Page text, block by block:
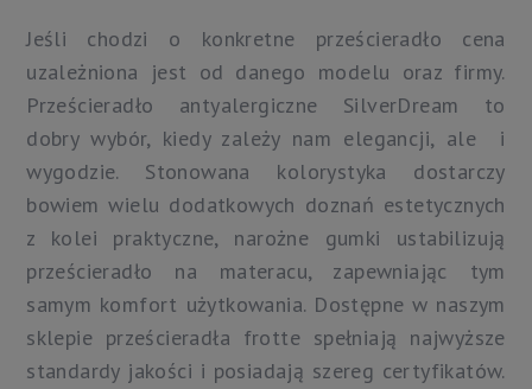
Jeśli chodzi o konkretne prześcieradło cena
uzależniona jest od danego modelu oraz firmy.
Prześcieradło antyalergiczne SilverDream to
dobry wybór, kiedy zależy nam elegancji, ale i
wygodzie. Stonowana kolorystyka dostarczy
bowiem wielu dodatkowych doznań estetycznych
z kolei praktyczne, narożne gumki ustabilizują
prześcieradło na materacu, zapewniając tym
samym komfort użytkowania. Dostępne w naszym
sklepie prześcieradła frotte spełniają najwyższe
standardy jakości i posiadają szereg certyfikatów.